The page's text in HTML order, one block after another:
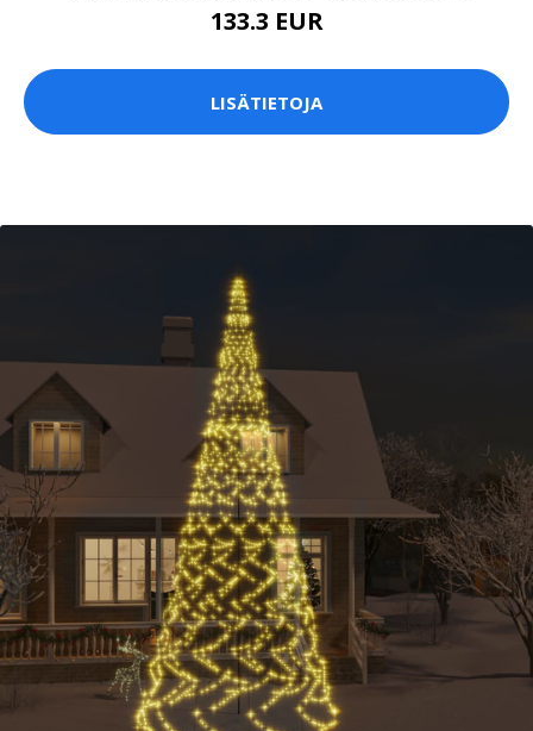
133.3 EUR
LISÄTIETOJA